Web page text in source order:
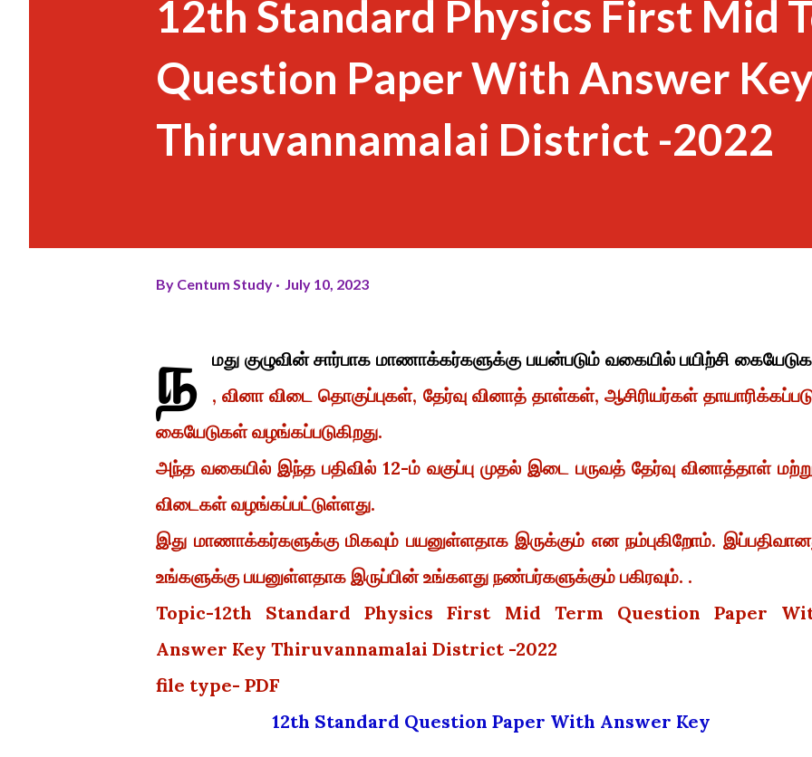
12th Standard Physics First Mid
Question Paper With Answer
Thiruvannamalai District -2022
By Centum Study July 10, 2023
ந
மது குழுவின் சார்பாக மாணாக்கர்களுக்கு பயன்படும் வகையில் பயிற்சி
, வினா விடை தொகுப்புகள், தேர்வு வினாத் தாள்கள், ஆசிரியர்கள்
கையேடுகள் வழங்கப்படுகிறது.
அந்த வகையில் இந்த பதிவில் 12-ம் வகுப்பு முதல் இடை பருவத் தேர்வு வினாத்தாள்
விடைகள் வழங்கப்பட்டுள்ளது.
இது மாணாக்கர்களுக்கு மிகவும் பயனுள்ளதாக இருக்கும் என நம்புகிறோம்.
உங்களுக்கு பயனுள்ளதாக இருப்பின் உங்களது நண்பர்களுக்கும் பகிரவும். .
Topic-12th Standard Physics First Mid Term Question Paper
Answer Key Thiruvannamalai District -2022
file type- PDF
12th Standard Question Paper With Answer Key